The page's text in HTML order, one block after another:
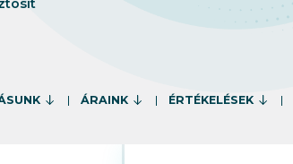
ÁRAINK ÉRTÉKELÉSEK